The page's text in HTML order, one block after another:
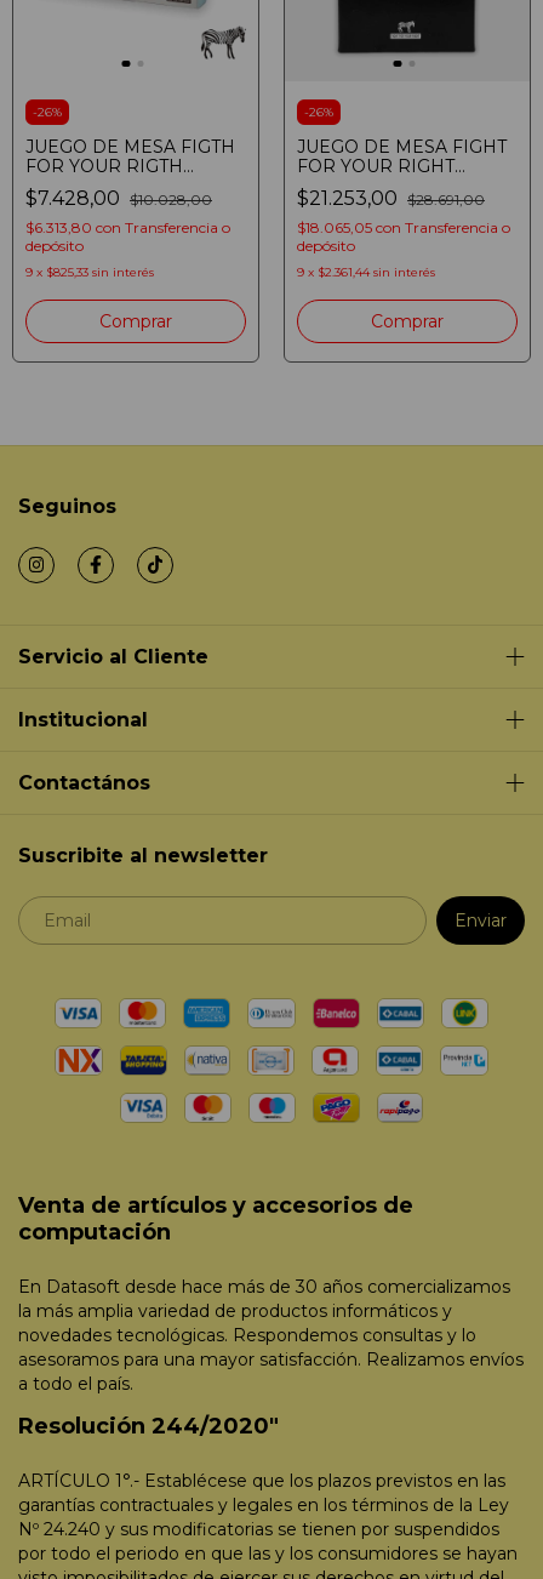
-26%
JUEGO DE MESA FIGTH
FOR YOUR RIGTH
ROMPECABEZA MEME
CABEZAS PARKOUR
ARMATE UNO
$7.428,00 $10.028,00
$6.313,80 con Transferencia o
depósito
9 x $825,33 sin interés
-26%
JUEGO DE MESA FIGHT
FOR YOUR RIGHT
CARTAS DIGALO CON
MEMES PACK DE
ESPANSION 1
$21.253,00 $28.691,00
$18.065,05 con Transferencia o
depósito
9 x $2.361,44 sin interés
Seguinos
Servicio al Cliente
Institucional
Contactános
Suscribite al newsletter
Venta de artículos y accesorios de
computación
En Datasoft desde hace más de 30 años comercializamos
la más amplia variedad de productos informáticos y
novedades tecnológicas. Respondemos consultas y lo
asesoramos para una mayor satisfacción. Realizamos envíos
a todo el país.
Resolución 244/2020"
ARTÍCULO 1°.- Establécese que los plazos previstos en las
garantías contractuales y legales en los términos de la Ley
Nº 24.240 y sus modificatorias se tienen por suspendidos
por todo el periodo en que las y los consumidores se hayan